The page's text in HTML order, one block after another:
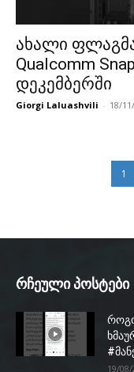
ახალი
Qualcomm
დეკემბერში
Giorgi Laluashvili - 18/
1
რჩეული პოსტები
19/